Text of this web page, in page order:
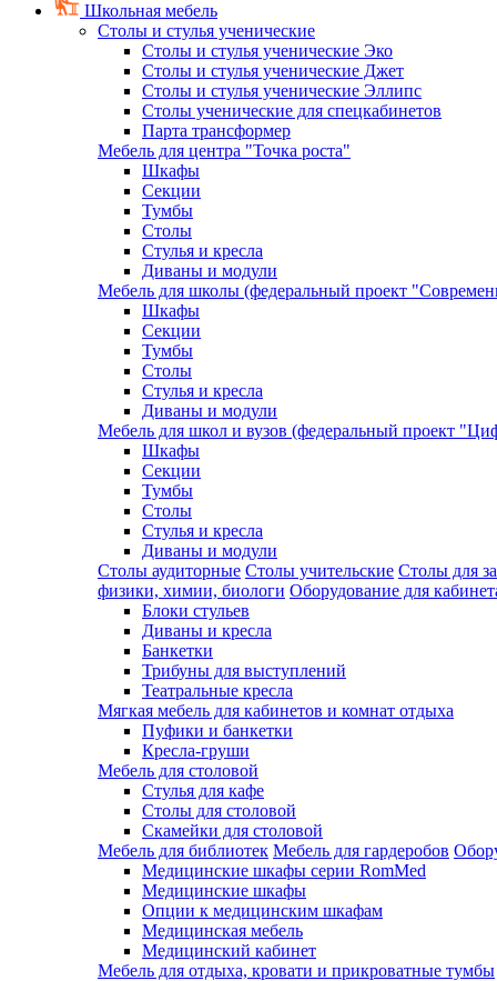
Школьная мебель
Столы и стулья ученические
Столы и стулья ученические Эко
Столы и стулья ученические Джет
Столы и стулья ученические Эллипс
Столы ученические для спецкабинетов
Парта трансформер
Мебель для центра "Точка роста"
Шкафы
Секции
Тумбы
Столы
Стулья и кресла
Диваны и модули
Мебель для школы (федеральный проект
Шкафы
Секции
Тумбы
Столы
Стулья и кресла
Диваны и модули
Мебель для школ и вузов (федеральный проект
Шкафы
Секции
Тумбы
Столы
Стулья и кресла
Диваны и модули
Столы аудиторные Столы учительские Столы для
физики, химии, биологи Оборудование для
Блоки стульев
Диваны и кресла
Банкетки
Трибуны для выступлений
Театральные кресла
Мягкая мебель для кабинетов и комнат отдыха
Пуфики и банкетки
Кресла-груши
Мебель для столовой
Cтулья для кафе
Cтолы для столовой
Скамейки для столовой
Мебель для библиотек Мебель для гардеробов
Медицинские шкафы серии RomMed
Медицинские шкафы
Опции к медицинским шкафам
Медицинская мебель
Медицинский кабинет
Мебель для отдыха, кровати и прикроватные тумбы